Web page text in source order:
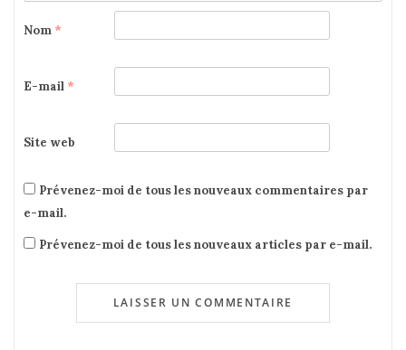
Nom *
E-mail *
Site web
Prévenez-moi de tous les nouveaux commentaires par
e-mail.
Prévenez-moi de tous les nouveaux articles par e-mail.